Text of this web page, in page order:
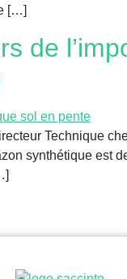
[…]
de
Technique
synthétique est